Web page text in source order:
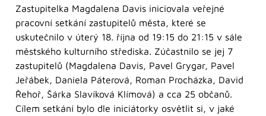
Zastupitelka Magdalena Davis iniciovala veřejné
pracovní setkání zastupitelů města, které se
uskutečnilo v úterý 18. října od 19:15 do 21:15 v sále
městského kulturního střediska. Zúčastnilo se jej 7
zastupitelů (Magdalena Davis, Pavel Grygar, Pavel
Jeřábek, Daniela Páterová, Roman Procházka, David
Řehoř, Šárka Slavíková Klímová) a cca 25 občanů.
Cílem setkání bylo dle iniciátorky osvětlit si, v jaké